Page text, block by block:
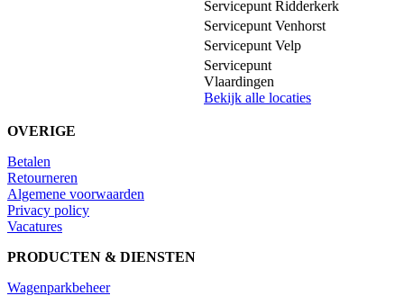
Servicepunt Ridderkerk
Servicepunt Venhorst
Servicepunt Velp
Servicepunt
Vlaardingen
Bekijk alle locaties
OVERIGE
Betalen
Retourneren
Algemene voorwaarden
Privacy policy
Vacatures
PRODUCTEN & DIENSTEN
Wagenparkbeheer